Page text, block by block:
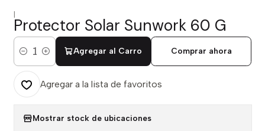
Protector Solar Sunwork 60 G
Cantidad
Agregar al Carro Comprar ahora
Agregar a la lista de favoritos
Mostrar stock de ubicaciones